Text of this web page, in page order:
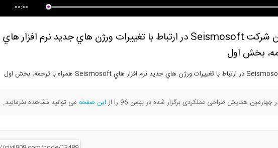
00:00
صحبت دكتر آنتونيو از مديران شركت Seismosoft در ارتباط با تغييرات ورژن هاي جديد نرم افزار هاي
همایش طراحی عملکردی برگزار شده در بهمن 96 را از این صفحه می توانید مشاهده بفرمایید.